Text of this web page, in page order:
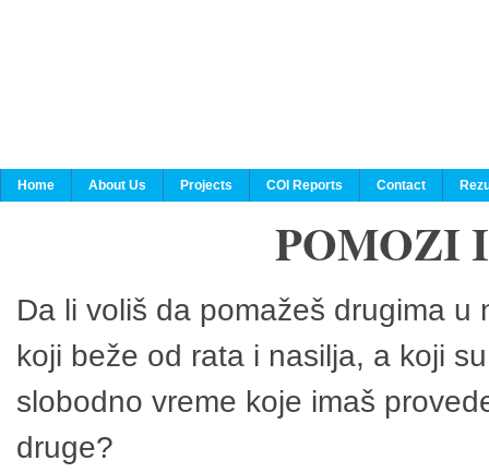
Home About Us Projects COI Reports Contact
POMOZI
Da li voliš da pomažeš drugima
koji beže od rata i nasilja, a koji
slobodno vreme koje imaš
druge?